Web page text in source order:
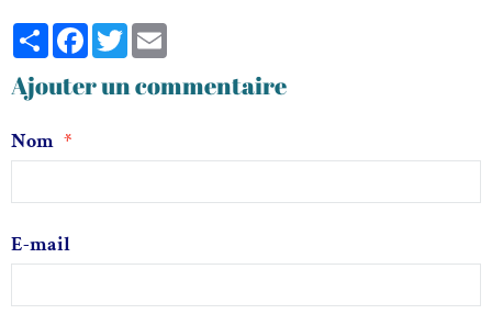
PartagerFacebook
Twitter
Ajouter un commentaire
Nom
E-mail